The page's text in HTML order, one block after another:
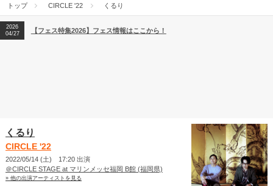
トップ CIRCLE '22 くるり
2026
【ライブ動員ランキング】2026年上半期編発表！
2026
04/27
【フェス特集2026】フェス情報はここから！
くるり
CIRCLE '22
2022/05/14 (土) 17:20 出演
＠CIRCLE STAGE at マリンメッセ福岡 B館 (福岡県)
» 他の出演アーティストを見る